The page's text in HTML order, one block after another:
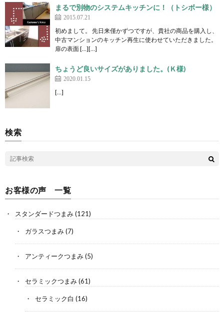
まるで別物のシステムキッチンに！（トシボー様）
2015.07.21
初めまして。 先日来僅かずつですが、貴社の商品を購入し、
中古マンションのキッチン再生に使わせていただきました。
扉の表面 […][…]
ちょうど良いサイズがありました。(Ｋ様)
2020.01.15
[…]
検索
お客様の声 一覧
スタンダードつまみ(121)
ガラスつまみ(7)
アンティークつまみ(5)
セラミックつまみ(61)
セラミック白 (16)